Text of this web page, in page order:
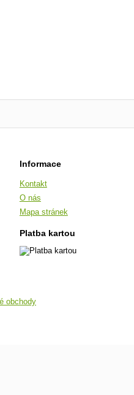
Informace
Kontakt
O nás
Mapa stránek
Platba kartou
obchody